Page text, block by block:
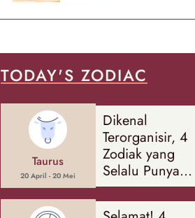
TODAY'S ZODIAC
Taurus
20 April - 20 Mei
Dikenal
Terorganisir, 4
Zodiak yang
Selalu Punya
Rencana
Cadangan Soal